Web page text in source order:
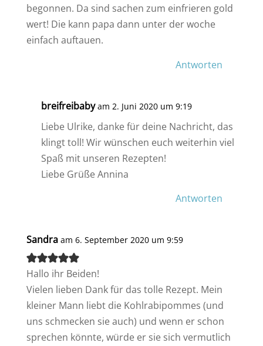
begonnen. Da sind sachen zum einfrieren gold
wert! Die kann papa dann unter der woche
einfach auftauen.
Antworten
breifreibaby am 2. Juni 2020 um 9:19
Liebe Ulrike, danke für deine Nachricht, das
klingt toll! Wir wünschen euch weiterhin viel
Spaß mit unseren Rezepten!
Liebe Grüße Annina
Antworten
Sandra am 6. September 2020 um 9:59
Hallo ihr Beiden!
Vielen lieben Dank für das tolle Rezept. Mein
kleiner Mann liebt die Kohlrabipommes (und
uns schmecken sie auch) und wenn er schon
sprechen könnte, würde er sie sich vermutlich